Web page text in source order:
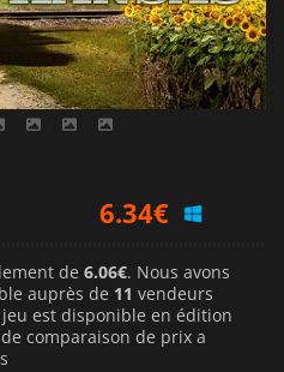
6.34€
9.49€
de 6.06€. Nous avons
auprès de 11 vendeurs
jeu est disponible en édition
comparaison de prix a